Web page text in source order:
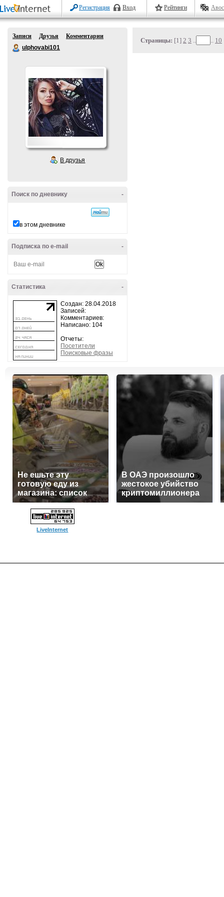
Регистрация Вход Рейтинги
Записи Друзья
Комментарии
ulphovabi101
В друзья
-
Поиск по дневнику
в этом дневнике
-
Подписка по e-mail
-
Статистика
Создан: 28.04.2018
Записей:
Комментариев:
Написано: 104
Отчеты:
Посетители
Поисковые фразы
Страницы: [1] 2 3 .. .. 10
Не ешьте эту
готовую еду из
магазина: список
В ОАЭ произошло
жестокое убийство
криптомиллионера
LiveInternet